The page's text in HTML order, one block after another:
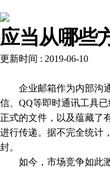
应当从哪些
更新时间 : 2019-06-10
企业邮箱作为内部沟通
信、QQ等即时通讯工具
正式的文件，以及蕴藏了
进行传递。据不完全统计
封。
如今，市场竞争如此激